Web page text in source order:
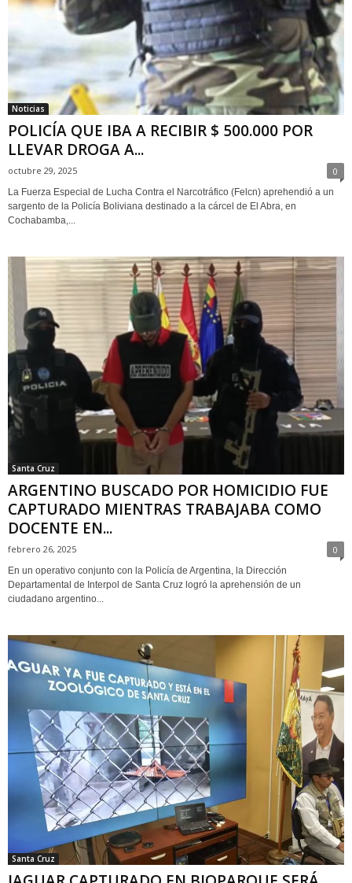
Noticias
POLICÍA QUE IBA A RECIBIR $ 500.000 POR
LLEVAR DROGA A...
octubre 29, 2025 0
La Fuerza Especial de Lucha Contra el Narcotráfico (Felcn) aprehendió a un
sargento de la Policía Boliviana destinado a la cárcel de El Abra, en
Cochabamba,...
Santa Cruz
ARGENTINO BUSCADO POR HOMICIDIO FUE
CAPTURADO MIENTRAS TRABAJABA COMO
DOCENTE EN...
febrero 26, 2025 0
En un operativo conjunto con la Policía de Argentina, la Dirección
Departamental de Interpol de Santa Cruz logró la aprehensión de un
ciudadano argentino...
Santa Cruz